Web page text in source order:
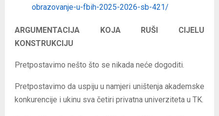
obrazovanje-u-fbih-2025-2026-sb-421/
ARGUMENTACIJA KOJA RUŠI CIJELU
KONSTRUKCIJU
Pretpostavimo nešto što se nikada neće dogoditi.
Pretpostavimo da uspiju u namjeri uništenja akademske
konkurencije i ukinu sva četiri privatna univerziteta u TK.